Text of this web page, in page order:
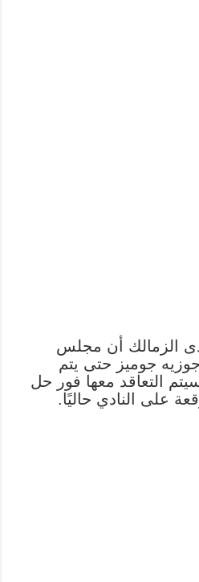
الزمالك أن مجلس
جوزيه جوميز حتى يتم
التعاقد معها فور حل
على النادي حاليًا.